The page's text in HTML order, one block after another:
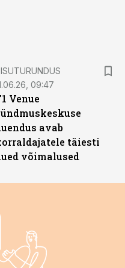
09:47
Venue
avab
täiesti
võimalused